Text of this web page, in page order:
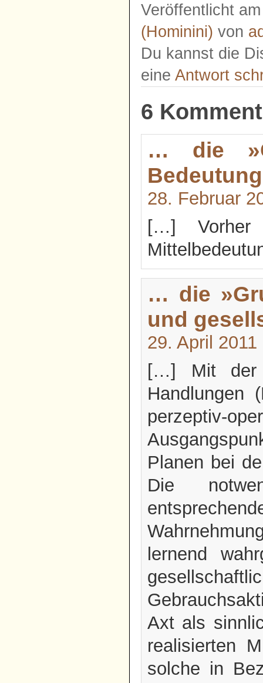
Veröffentlicht
(Hominini) von
Du kannst die
eineAntwort
6
… die
28. Februar
[…] Vorher
… die
und
29. April
[…] Mit der
Handlungen
perzeptiv-
Planen bei
Die
lernend
Axt als
realisierten
solche in